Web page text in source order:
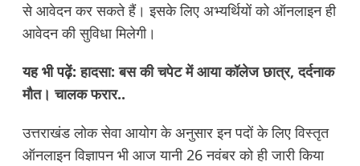
से आवेदन कर सकते हैं। इसके लिए अभ्यर्थियों को ऑनलाइन ही
आवेदन की सुविधा मिलेगी।
यह भी पढ़ें:हादसा: बस की चपेट में आया कॉलेज छात्र, दर्दनाक
मौत। चालक फरार..
उत्तराखंड लोक सेवा आयोग के अनुसार इन पदों के लिए विस्तृत
ऑनलाइन विज्ञापन भी आज यानी 26 नवंबर को ही जारी किया